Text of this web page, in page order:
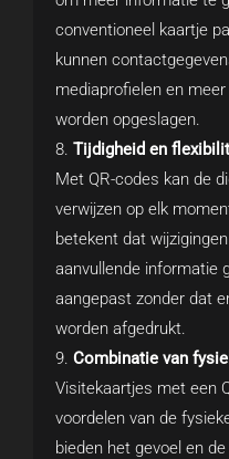
conventioneel kaartje
kunnen
mediaprofielen en
worden opgeslagen.
Tijdigheid en
Met QR-codes kan de
verwijzen op elk
betekent dat
aanvullende informatie
aangepast zonder dat
worden afgedrukt.
Combinatie van
Visitekaartjes met een
voordelen van de
bieden het gevoel en